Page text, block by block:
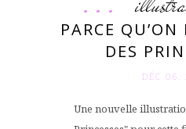
PARCE
DES
DÉC 06.
Une nouvelle